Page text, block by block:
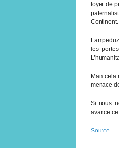
foyer de
Continent.
les
Mais cela
menace
Si nous
avance ce
Source